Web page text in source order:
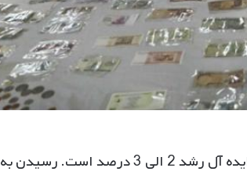
در یک اقتصاد سالم شاخص فلاکت باید بین 6-7 درصد باشد. نرخ ایده آل رشد 2 الی 3 درصد است. رسیدن به